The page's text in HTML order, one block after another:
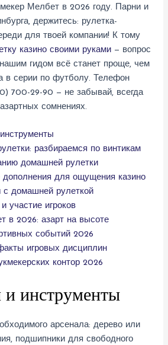
Мелбет в 2026 году. Парни и
держитесь: рулетка-
для твоей компании! К тому
казино своими руками — вопрос
гидом всё станет проще, чем
в серии по футболу. Телефон
700-29-90 — не забывай, всегда
сомнениях.
разбираемся по винтикам
домашней рулетки
для ощущения казино
с домашней рулеткой
участие игроков
в 2026: азарт на высоте
событий 2026
игровых дисциплин
контор 2026
инструменты
арсенала: дерево или
подшипники для свободного